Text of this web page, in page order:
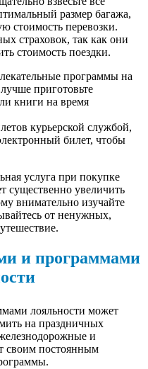
размер багажа,
стоимость перевозки.
страховок, так как они
стоимость поездки.
программы на
приготовьте
книги на время
курьерской службой,
билет, чтобы
услуга при покупке
существенно увеличить
внимательно изучайте
от ненужных,
и программами
лояльности может
на праздничных
и
своим постоянным